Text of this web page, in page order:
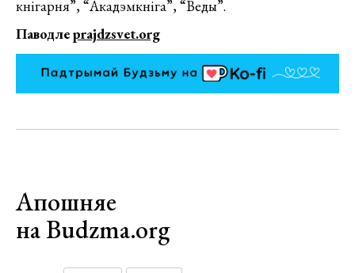
кнігарня”, “Акадэмкніга”, “Веды”.
Паводлеprajdzsvet.org
Апошняе
на Budzma.org